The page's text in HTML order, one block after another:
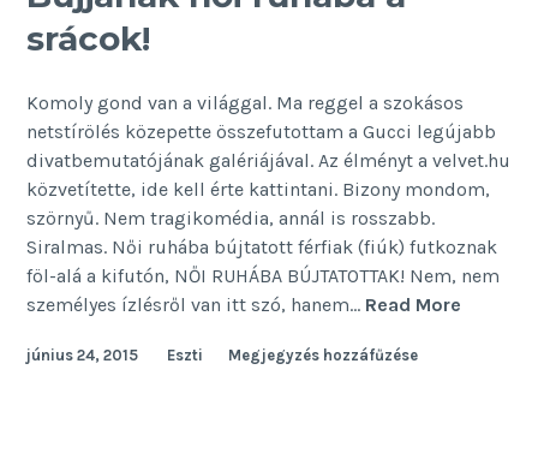
kifogást!
srácok!
Komoly gond van a világgal. Ma reggel a szokásos
netstírölés közepette összefutottam a Gucci legújabb
divatbemutatójának galériájával. Az élményt a velvet.hu
közvetítette, ide kell érte kattintani. Bizony mondom,
szörnyű. Nem tragikomédia, annál is rosszabb.
Siralmas. Női ruhába bújtatott férfiak (fiúk) futkoznak
föl-alá a kifutón, NŐI RUHÁBA BÚJTATOTTAK! Nem, nem
személyes ízlésről van itt szó, hanem… Read More
június 24, 2015 Eszti Megjegyzés hozzáfűzése